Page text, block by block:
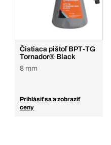
Čistiaca pištoľ BPT-TG
Tornador® Black
8 mm
Prihlásiť sa a zobraziť
ceny